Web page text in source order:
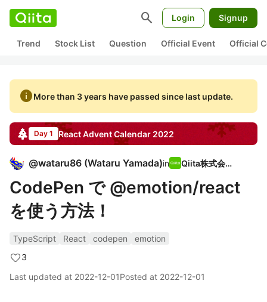
search Login Signup
Trend Stock List Question Official Event Official
infoMore than 3 years have passed since last update.
Day 1 ReactAdvent Calendar 2022
@wataru86 (Wataru Yamada)in Qiita株式会社
CodePen で @emotion/react
を使う方法！
TypeScript React codepen
emotion
3
Last updated at 2022-12-01Posted at 2022-12-01